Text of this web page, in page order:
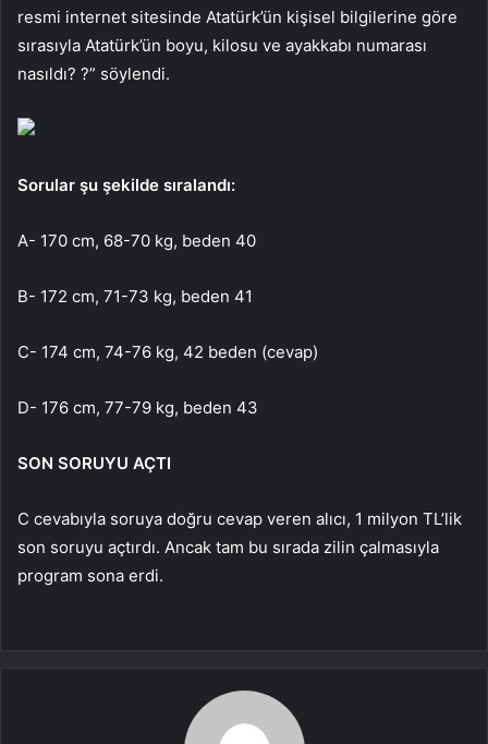
resmi internet sitesinde Atatürk’ün kişisel bilgilerine göre
sırasıyla Atatürk’ün boyu, kilosu ve ayakkabı numarası
nasıldı? ?” söylendi.
Sorular şu şekilde sıralandı:
A- 170 cm, 68-70 kg, beden 40
B- 172 cm, 71-73 kg, beden 41
C- 174 cm, 74-76 kg, 42 beden (cevap)
D- 176 cm, 77-79 kg, beden 43
SON SORUYU AÇTI
C cevabıyla soruya doğru cevap veren alıcı, 1 milyon TL’lik
son soruyu açtırdı. Ancak tam bu sırada zilin çalmasıyla
program sona erdi.